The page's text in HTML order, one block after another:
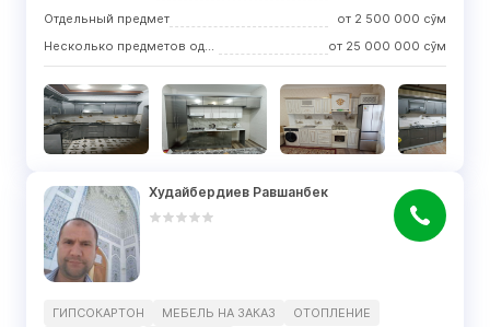
Отдельный предмет
от 2 500 000 сўм
Несколько предметов одного вида
от 25 000 000 сўм
Худайбердиев Равшанбек
ГИПСОКАРТОН МЕБЕЛЬ НА ЗАКАЗ
ОТОПЛЕНИЕ